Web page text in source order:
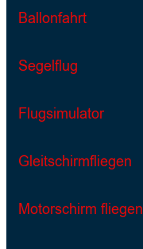
Ballonfahrt
Segelflug
Flugsimulator
Gleitschirmfliegen
Motorschirm fliegen